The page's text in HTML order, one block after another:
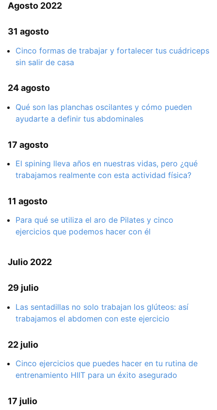
Agosto 2022
31 agosto
Cinco formas de trabajar y fortalecer tus cuádriceps
sin salir de casa
24 agosto
Qué son las planchas oscilantes y cómo pueden
ayudarte a definir tus abdominales
17 agosto
El spining lleva años en nuestras vidas, pero ¿qué
trabajamos realmente con esta actividad física?
11 agosto
Para qué se utiliza el aro de Pilates y cinco
ejercicios que podemos hacer con él
Julio 2022
29 julio
Las sentadillas no solo trabajan los glúteos: así
trabajamos el abdomen con este ejercicio
22 julio
Cinco ejercicios que puedes hacer en tu rutina de
entrenamiento HIIT para un éxito asegurado
17 julio